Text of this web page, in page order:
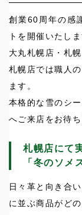
創業60周年の感
トを開催いたしま
大丸札幌店・札
札幌店では職人
ます。
本格的な雪のシ
へご来店をお待ち
札幌店にて
「冬のソメ
日々革と向き合
に並ぶ商品がど